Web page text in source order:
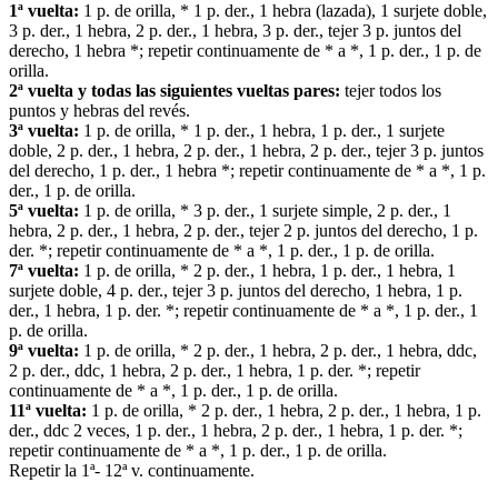
1ª vuelta: 1 p. de orilla, * 1 p. der., 1 hebra (lazada), 1 surjete doble,
3 p. der., 1 hebra, 2 p. der., 1 hebra, 3 p. der., tejer 3 p. juntos del
derecho, 1 hebra *; repetir continuamente de * a *, 1 p. der., 1 p. de
orilla.
2ª vuelta y todas las siguientes vueltas pares: tejer todos los
puntos y hebras del revés.
3ª vuelta: 1 p. de orilla, * 1 p. der., 1 hebra, 1 p. der., 1 surjete
doble, 2 p. der., 1 hebra, 2 p. der., 1 hebra, 2 p. der., tejer 3 p. juntos
del derecho, 1 p. der., 1 hebra *; repetir continuamente de * a *, 1 p.
der., 1 p. de orilla.
5ª vuelta: 1 p. de orilla, * 3 p. der., 1 surjete simple, 2 p. der., 1
hebra, 2 p. der., 1 hebra, 2 p. der., tejer 2 p. juntos del derecho, 1 p.
der. *; repetir continuamente de * a *, 1 p. der., 1 p. de orilla.
7ª vuelta: 1 p. de orilla, * 2 p. der., 1 hebra, 1 p. der., 1 hebra, 1
surjete doble, 4 p. der., tejer 3 p. juntos del derecho, 1 hebra, 1 p.
der., 1 hebra, 1 p. der. *; repetir continuamente de * a *, 1 p. der., 1
p. de orilla.
9ª vuelta: 1 p. de orilla, * 2 p. der., 1 hebra, 2 p. der., 1 hebra, ddc,
2 p. der., ddc, 1 hebra, 2 p. der., 1 hebra, 1 p. der. *; repetir
continuamente de * a *, 1 p. der., 1 p. de orilla.
11ª vuelta: 1 p. de orilla, * 2 p. der., 1 hebra, 2 p. der., 1 hebra, 1 p.
der., ddc 2 veces, 1 p. der., 1 hebra, 2 p. der., 1 hebra, 1 p. der. *;
repetir continuamente de * a *, 1 p. der., 1 p. de orilla.
Repetir la 1ª- 12ª v. continuamente.